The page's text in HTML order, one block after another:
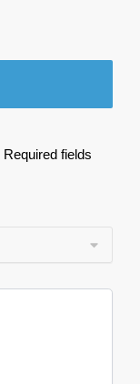
Required fields